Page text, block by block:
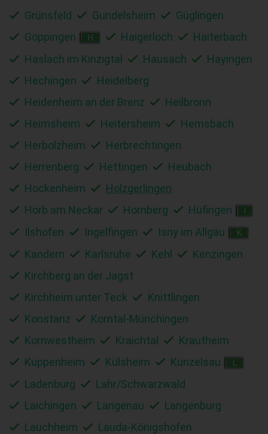
Grünsfeld Gundelsheim
Güglingen
Göppingen
H Haigerloch
Haiterbach
Haslach im Kinzigtal
Hausach
Hayingen
Hechingen
Heidelberg
Heidenheim an der Brenz
Heilbronn
Heimsheim
Heitersheim
Hemsbach
Herbolzheim
Herbrechtingen
Herrenberg
Hettingen
Heubach
Hockenheim
Holzgerlingen
Horb am Neckar
Hornberg Hüfingen
Ilshofen Ingelfingen Isny im Allgäu K
Kandern Karlsruhe Kehl
Kenzingen
Kirchberg an der Jagst
Kirchheim unter Teck
Knittlingen
Konstanz
Korntal-Münchingen
Kornwestheim
Kraichtal
Krautheim
Kuppenheim
Külsheim Künzelsau
Ladenburg
Lahr/Schwarzwald
Laichingen
Langenau
Langenburg
Lauchheim
Lauda-Königshofen